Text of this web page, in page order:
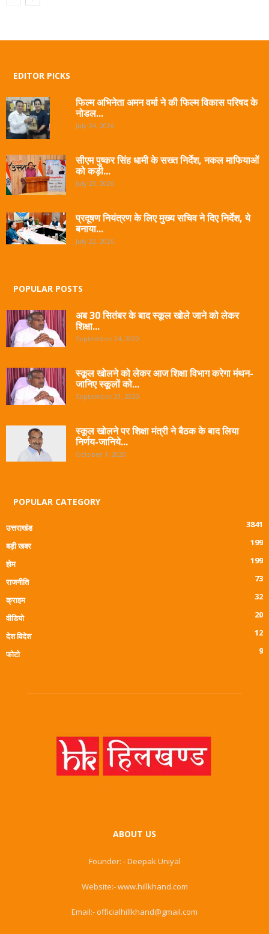
EDITOR PICKS
फिल्म अभिनेता अमन वर्मा ने की फिल्म विकास परिषद के
नोडल...
July 24, 2026
सीएम पुष्कर सिंह धामी के सख्त निर्देश, नकल माफियाओं
को कड़ी...
July 23, 2026
प्रदूषण नियंत्रण के लिए मुख्य सचिव ने दिए निर्देश, ये
बनाया...
July 22, 2026
POPULAR POSTS
अब 30 सितंबर के बाद स्कूल खोले जाने को लेकर
शिक्षा...
September 24, 2020
स्कूल खोलने को लेकर आज शिक्षा विभाग करेगा मंथन-
जानिए स्कूलों को...
September 21, 2020
स्कूल खोलने पर शिक्षा मंत्री ने बैठक के बाद लिया
निर्णय-जानिये...
October 1, 2020
POPULAR CATEGORY
उत्तराखंड
3841
बड़ी खबर
199
होम
199
राजनीति
73
क्राइम
32
वीडियो
20
देश विदेश
12
फोटो
9
ABOUT US
Founder: - Deepak Uniyal
Website:- www.hillkhand.com
Email:- officialhillkhand@gmail.com